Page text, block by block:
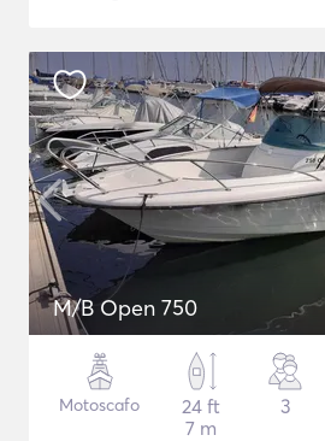
M/B Open 750
Motoscafo
24 ft
7 m
3